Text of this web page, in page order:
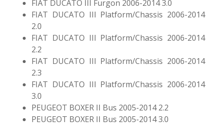
FIAT DUCATO III Furgon 2006-2014 3.0
FIAT DUCATO III Platform/Chassis 2006-2014
2.0
FIAT DUCATO III Platform/Chassis 2006-2014
2.2
FIAT DUCATO III Platform/Chassis 2006-2014
2.3
FIAT DUCATO III Platform/Chassis 2006-2014
3.0
PEUGEOT BOXER II Bus 2005-2014 2.2
PEUGEOT BOXER II Bus 2005-2014 3.0